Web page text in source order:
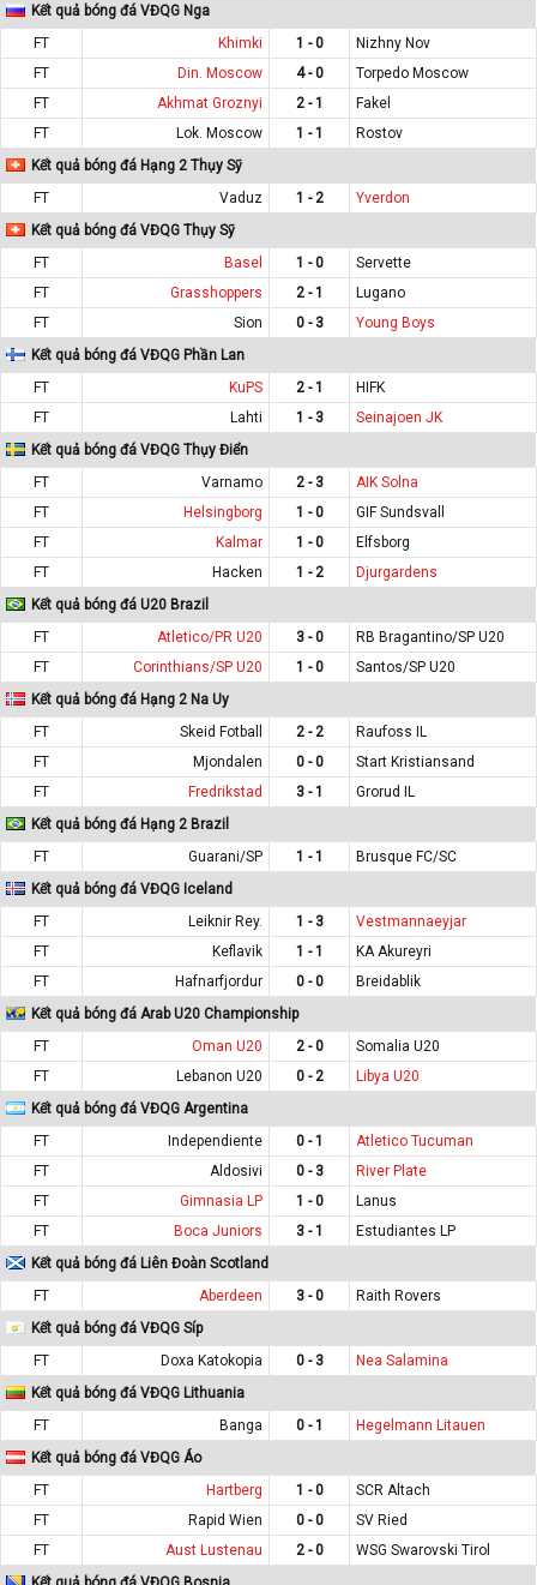
Kết quả bóng đá VĐQG Nga
FT
Khimki 1 - 0
Nizhny Nov
FT
Din. Moscow 4 - 0
Torpedo Moscow
FT
Akhmat Groznyi 2 - 1
Fakel
FT
Lok. Moscow 1 - 1
Rostov
Kết quả bóng đá Hạng 2 Thụy Sỹ
FT
Vaduz 1 - 2
Yverdon
Kết quả bóng đá VĐQG Thụy Sỹ
FT
Basel 1 - 0
Servette
FT
Grasshoppers 2 - 1
Lugano
FT
Sion 0 - 3
Young Boys
Kết quả bóng đá VĐQG Phần Lan
FT
KuPS 2 - 1
HIFK
FT
Lahti 1 - 3
Seinajoen JK
Kết quả bóng đá VĐQG Thụy Điển
FT
Varnamo 2 - 3
AIK Solna
FT
Helsingborg 1 - 0
GIF Sundsvall
FT
Kalmar 1 - 0
Elfsborg
FT
Hacken 1 - 2
Djurgardens
Kết quả bóng đá U20 Brazil
FT
Atletico/PR U20 3 - 0
RB Bragantino/SP U20
FT
Corinthians/SP U20 1 - 0
Santos/SP U20
Kết quả bóng đá Hạng 2 Na Uy
FT
Skeid Fotball 2 - 2
Raufoss IL
FT
Mjondalen 0 - 0
Start Kristiansand
FT
Fredrikstad 3 - 1
Grorud IL
Kết quả bóng đá Hạng 2 Brazil
FT
Guarani/SP 1 - 1
Brusque FC/SC
Kết quả bóng đá VĐQG Iceland
FT
Leiknir Rey. 1 - 3
Vestmannaeyjar
FT
Keflavik 1 - 1
KA Akureyri
FT
Hafnarfjordur 0 - 0
Breidablik
Kết quả bóng đá Arab U20 Championship
FT
Oman U20 2 - 0
Somalia U20
FT
Lebanon U20 0 - 2
Libya U20
Kết quả bóng đá VĐQG Argentina
FT
Independiente 0 - 1
Atletico Tucuman
FT
Aldosivi 0 - 3
River Plate
FT
Gimnasia LP 1 - 0
Lanus
FT
Boca Juniors 3 - 1
Estudiantes LP
Kết quả bóng đá Liên Đoàn Scotland
FT
Aberdeen 3 - 0
Raith Rovers
Kết quả bóng đá VĐQG Síp
FT
Doxa Katokopia 0 - 3
Nea Salamina
Kết quả bóng đá VĐQG Lithuania
FT
Banga 0 - 1
Hegelmann Litauen
Kết quả bóng đá VĐQG Áo
FT
Hartberg 1 - 0
SCR Altach
FT
Rapid Wien 0 - 0
SV Ried
FT
Aust Lustenau 2 - 0
WSG Swarovski Tirol